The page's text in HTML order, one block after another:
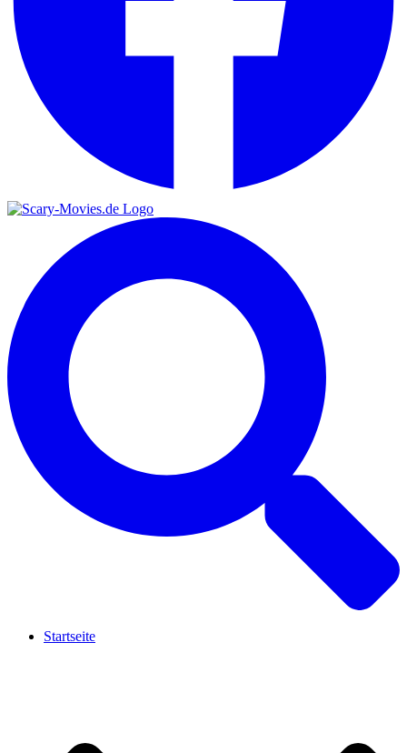
Startseite